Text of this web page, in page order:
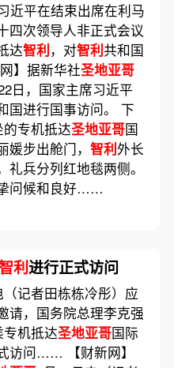
近平在结束出席在利马
四次领导人非正式会议
达智利 ，对智利 共和国
】据新华社圣地亚哥
日，国家主席习近平
国进行国事访问。 下
专机抵达圣地亚哥国
步出舱门， 智利 外长
兵分列红地毯两侧。
问候和良好……
利进行正式访问
记者田栋栋冷彤）应
请，国务院总理李克强
机抵达圣地亚哥国际
访问…… 【财新网】